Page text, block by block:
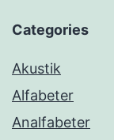
Categories
Akustik
Alfabeter
Analfabeter